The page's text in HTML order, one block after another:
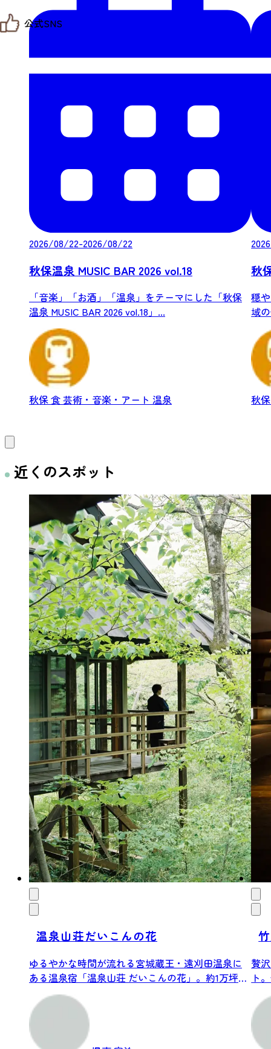
お知らせ
お問い合わせ
せんだい旅日和とは
サイト利用規約
仙臺写真館フォトギャラリー
公式SNS
仙台旅先体験コレクション Instagaram
2026/08/22-2026/08/22
秋保温泉 MUSIC BAR 2026 vol.18
「音楽」「お酒」「温泉」をテーマにした「秋保
温泉 MUSIC BAR 2026 vol.18」...
秋保食芸術・音楽・アート 温泉
秋
穏
域
さ
秋
近くのスポット
温泉山荘だいこんの花
ゆるやかな時間が流れる宮城蔵王・遠刈田温泉に
ある温泉宿「温泉山荘 だいこんの花」。約1万坪の
贅
ト